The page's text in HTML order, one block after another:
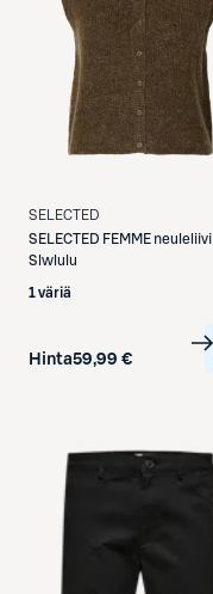
SELECTED
SELECTED FEMME neuleliivi
Slwlulu
1 väriä
Hinta59,99 €